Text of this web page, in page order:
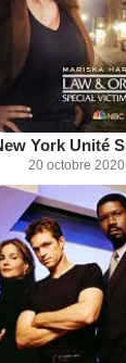
20 octobre 2020